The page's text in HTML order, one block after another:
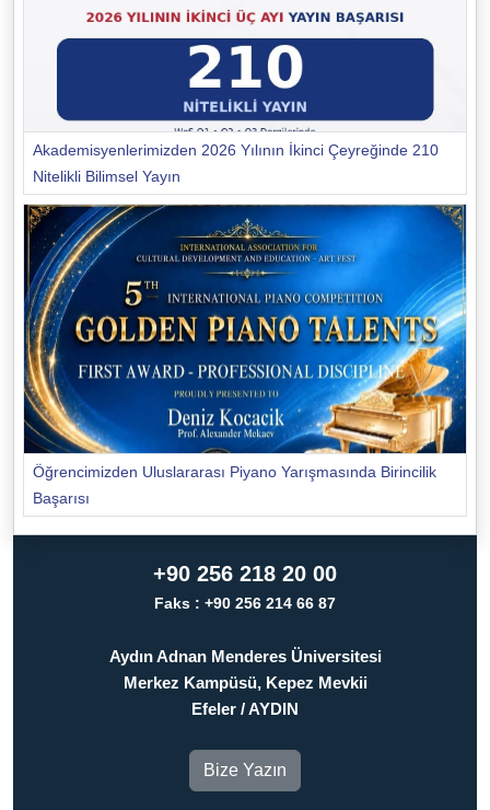
Akademisyenlerimizden 2026 Yılının İkinci Çeyreğinde 210
Nitelikli Bilimsel Yayın
Öğrencimizden Uluslararası Piyano Yarışmasında Birincilik
Başarısı
+90 256 218 20 00
Faks : +90 256 214 66 87
Aydın Adnan Menderes Üniversitesi
Merkez Kampüsü, Kepez Mevkii
Efeler / AYDIN
Bize Yazın